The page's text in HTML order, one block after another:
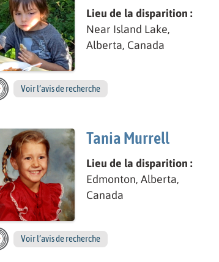
Lieu de la disparition :
Near Island Lake,
Alberta, Canada
Voir l’avis de recherche
Tania Murrell
Lieu de la disparition :
Edmonton, Alberta,
Canada
Voir l’avis de recherche